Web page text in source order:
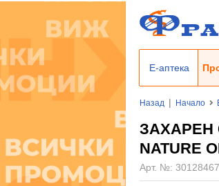
Е-аптека
Назад | Начало
ЗАХАРЕН
NATURE
Арт. №: 30128467